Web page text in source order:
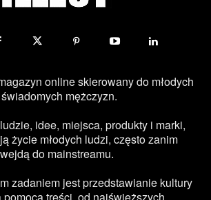
online skierowany do młodych
mężczyzn.
idee, miejsca, produkty i marki,
życie młodych ludzi, często zanim
wejdą do mainstreamu.
zadaniem jest przedstawianie kultury